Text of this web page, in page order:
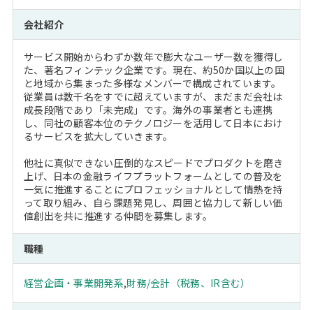
会社紹介
サービス開始からわずか数年で膨大なユーザー数を獲得し
た、著名フィンテック企業です。現在、約50か国以上の国
と地域から集まった多様なメンバーで構成されています。
従業員は数千名をすでに超えていますが、まだまだ会社は
成長段階であり「未完成」です。海外の事業者とも連携
し、同社の顧客本位のテクノロジーを活用して日本におけ
るサービスを拡大していきます。
他社に真似できない圧倒的なスピードでプロダクトを磨き
上げ、日本の金融ライフプラットフォームとしての普及を
一気に推進することにプロフェッショナルとして情熱を持
って取り組み、自ら課題発見し、周囲と協力して新しい価
値創出を共に推進する仲間を募集します。
職種
経営企画・事業開発系,財務/会計（税務、IR含む）